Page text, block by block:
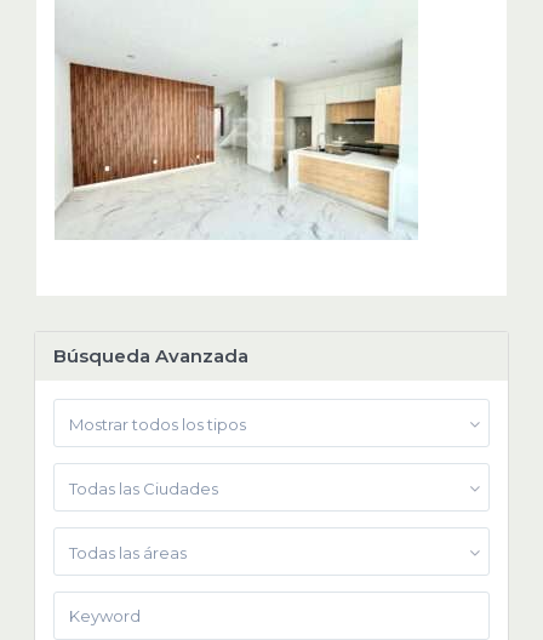
Búsqueda Avanzada
Mostrar todos los tipos
Todas las Ciudades
Todas las áreas